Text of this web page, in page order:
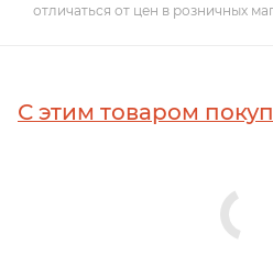
отличаться от цен в розничных
С этим товаром